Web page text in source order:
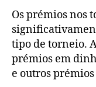
Os prémios nos
tipo de torneio.
prémios em
e outros